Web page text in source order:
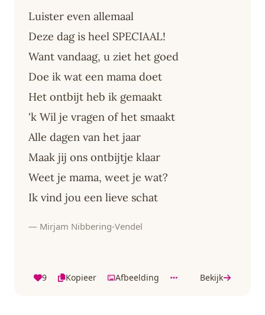
Luister even allemaal
Deze dag is heel SPECIAAL!
Want vandaag, u ziet het goed
Doe ik wat een mama doet
Het ontbijt heb ik gemaakt
'k Wil je vragen of het smaakt
Alle dagen van het jaar
Maak jij ons ontbijtje klaar
Weet je mama, weet je wat?
Ik vind jou een lieve schat
— Mirjam Nibbering-Vendel
9 Kopieer Afbeelding Bekijk